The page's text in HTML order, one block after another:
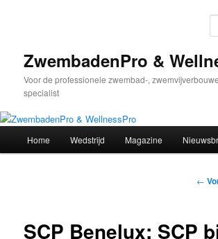
inhoudZwembadenPro &
Voor de professionele zwembad-,
specialist
Home Wedstrijd Magazine
←
SCP Benelux: SCP